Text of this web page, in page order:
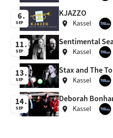
6
SEP
KJAZZO
location_on Kassel
11
SEP
Sentimental
location_on Kassel
13
SEP
Stax and The
location_on Kassel
14
SEP
Deborah
location_on Kassel